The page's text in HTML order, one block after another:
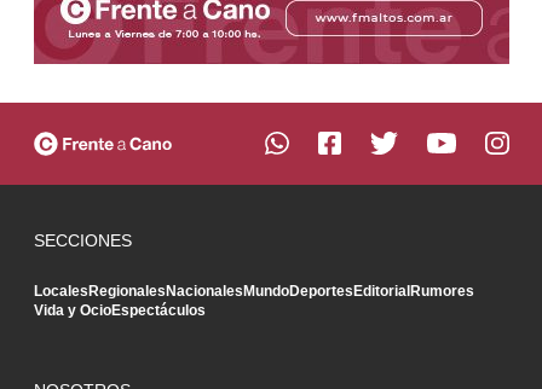
SECCIONES
LocalesRegionalesNacionalesMundoDeportesEditorialRumores
Vida y OcioEspectáculos